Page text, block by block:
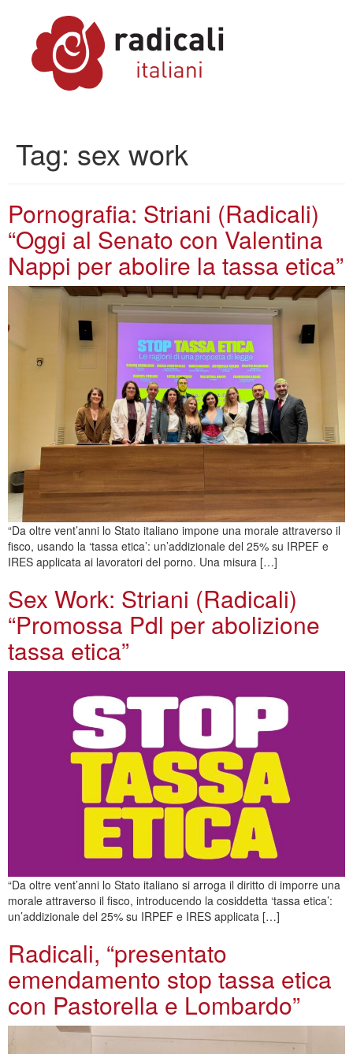
Tag: sex work
Pornografia: Striani (Radicali)
“Oggi al Senato con Valentina
Nappi per abolire la tassa etica”
“Da oltre vent’anni lo Stato italiano impone una morale attraverso il
fisco, usando la ‘tassa etica’: un’addizionale del 25% su IRPEF e
IRES applicata ai lavoratori del porno. Una misura […]
Sex Work: Striani (Radicali)
“Promossa Pdl per abolizione
tassa etica”
“Da oltre vent’anni lo Stato italiano si arroga il diritto di imporre una
morale attraverso il fisco, introducendo la cosiddetta ‘tassa etica’:
un’addizionale del 25% su IRPEF e IRES applicata […]
Radicali, “presentato
emendamento stop tassa etica
con Pastorella e Lombardo”